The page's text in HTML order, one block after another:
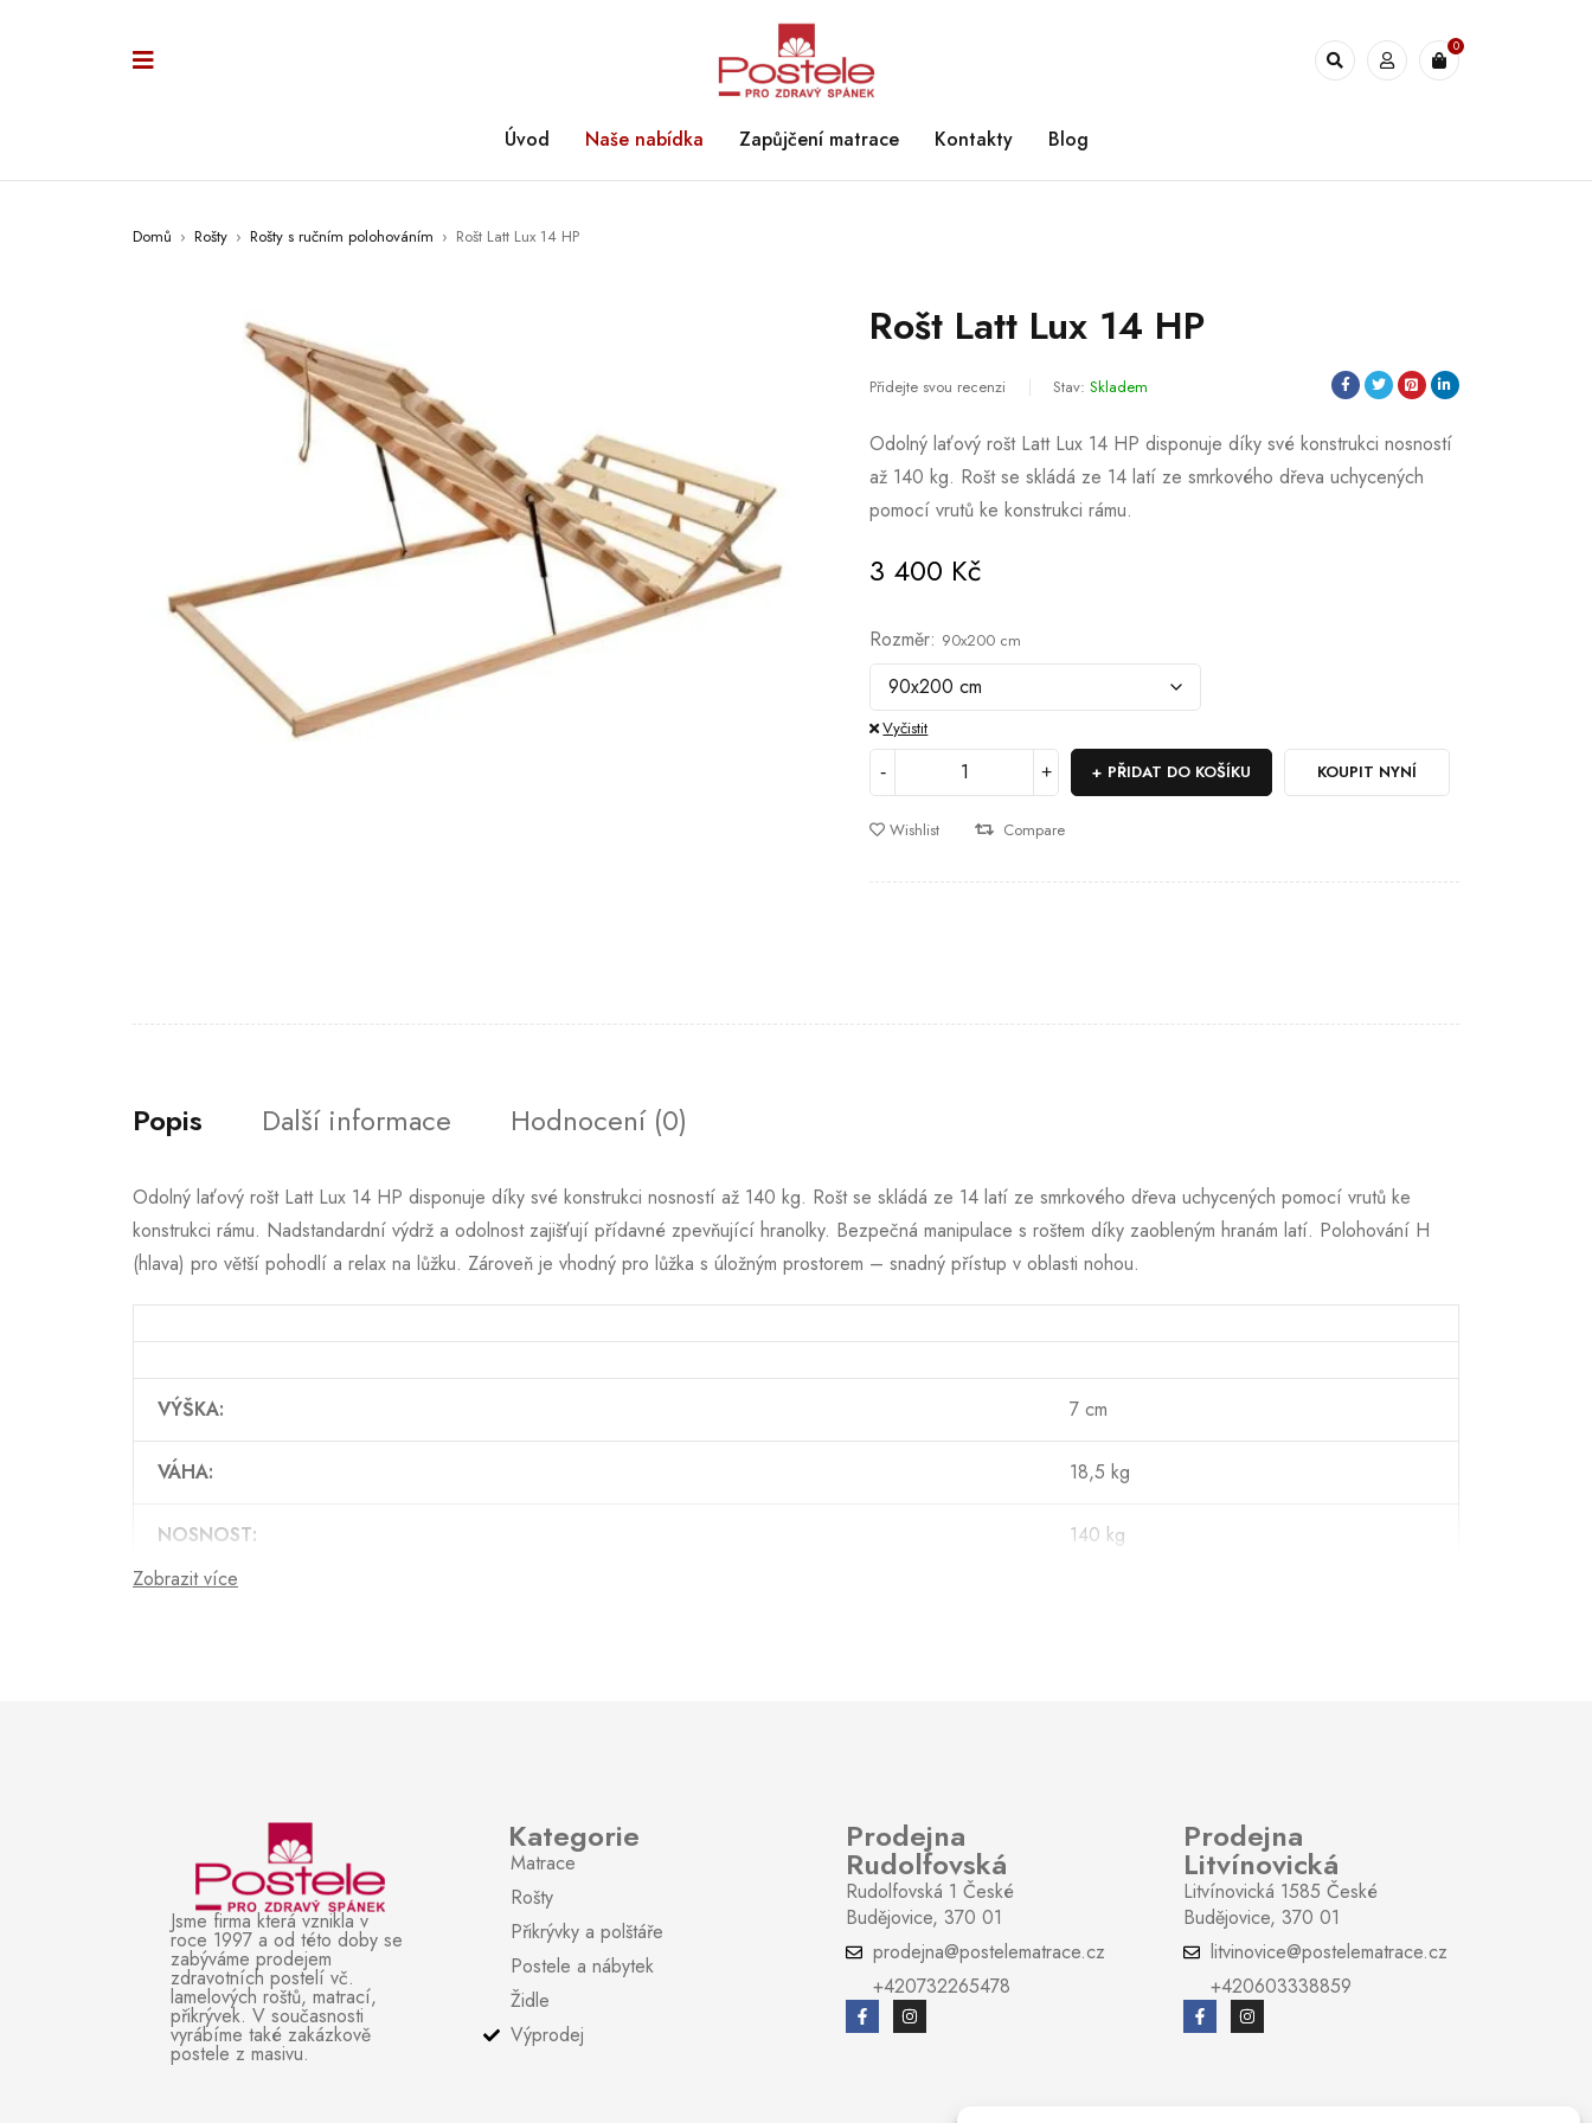
0
Úvod Naše nabídka Zapůjčení matrace Kontakty Blog
Domů › Rošty › Rošty s ručním polohováním › Rošt Latt Lux 14 HP
Rošt Latt Lux 14 HP
Přidejte svou recenzi Stav: Skladem
Odolný laťový rošt Latt Lux 14 HP disponuje díky své konstrukci nosností
až 140 kg. Rošt se skládá ze 14 latí ze smrkového dřeva uchycených
pomocí vrutů ke konstrukci rámu.
3 400 Kč
Rozměr 90x200 cm
Vyčistit
PŘIDAT DO KOŠÍKU
KOUPIT NYNÍ
Wishlist Compare
Popis Další informace Hodnocení (0)
Odolný laťový rošt Latt Lux 14 HP disponuje díky své konstrukci nosností až 140 kg. Rošt se skládá ze 14 latí ze smrkového dřeva uchycených pomocí vrutů ke
konstrukci rámu. Nadstandardní výdrž a odolnost zajišťují přídavné zpevňující hranolky. Bezpečná manipulace s roštem díky zaobleným hranám latí. Polohování H
(hlava) pro větší pohodlí a relax na lůžku. Zároveň je vhodný pro lůžka s úložným prostorem – snadný přístup v oblasti nohou.
VÝŠKA: 7 cm
VÁHA: 18,5 kg
NOSNOST: 140 kg
ZÁRUKA (POČET ROKŮ):
JE MOŽNÉ VYROBIT JINÝ ROZMĚR:
PÍSTOVÉ VYKLÁPĚNÍ:
Zobrazit více
Jsme firma která vznikla v
roce 1997 a od této doby se
zabýváme prodejem
zdravotních postelí vč.
lamelových roštů, matrací,
přikrývek. V současnosti
vyrábíme také zakázkově
postele z masivu.
Kategorie
Matrace
Rošty
Přikrývky a polštáře
Postele a nábytek
Židle
Výprodej
Prodejna
Rudolfovská
Rudolfovská 1 České
Budějovice, 370 01
prodejna@postelematrace.cz
+420732265478
Prodejna
Litvínovická
Litvínovická 1585 České
Budějovice, 370 01
litvinovice@postelematrace.cz
+420603338859